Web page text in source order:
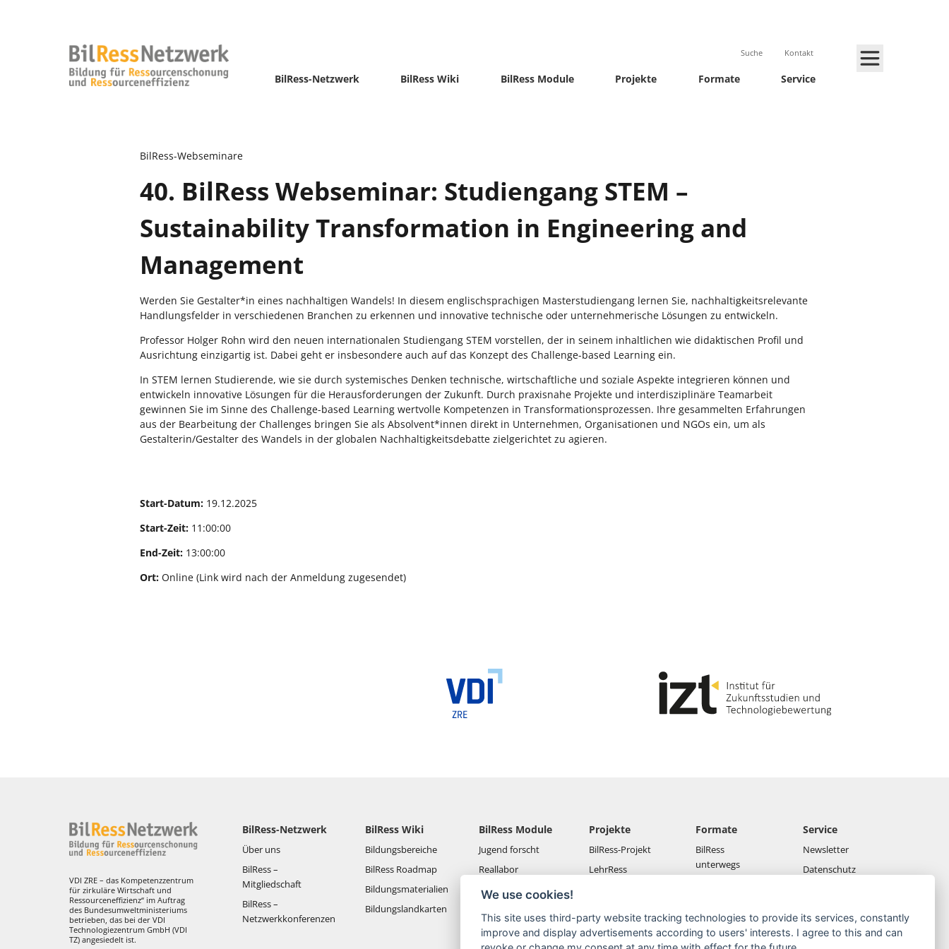
Suche Kontakt
BilRess-Netzwerk BilRess Wiki BilRess Module Projekte Formate Service
BilRess-Webseminare
40. BilRess Webseminar: Studiengang STEM –
Sustainability Transformation in Engineering and
Management
Werden Sie Gestalter*in eines nachhaltigen Wandels! In diesem englischsprachigen Masterstudiengang lernen Sie, nachhaltigkeitsrelevante
Handlungsfelder in verschiedenen Branchen zu erkennen und innovative technische oder unternehmerische Lösungen zu entwickeln.
Professor Holger Rohn wird den neuen internationalen Studiengang STEM vorstellen, der in seinem inhaltlichen wie didaktischen Profil und
Ausrichtung einzigartig ist. Dabei geht er insbesondere auch auf das Konzept des Challenge-based Learning ein.
In STEM lernen Studierende, wie sie durch systemisches Denken technische, wirtschaftliche und soziale Aspekte integrieren können und
entwickeln innovative Lösungen für die Herausforderungen der Zukunft. Durch praxisnahe Projekte und interdisziplinäre Teamarbeit
gewinnen Sie im Sinne des Challenge-based Learning wertvolle Kompetenzen in Transformationsprozessen. Ihre gesammelten Erfahrungen
aus der Bearbeitung der Challenges bringen Sie als Absolvent*innen direkt in Unternehmen, Organisationen und NGOs ein, um als
Gestalterin/Gestalter des Wandels in der globalen Nachhaltigkeitsdebatte zielgerichtet zu agieren.
Start-Datum:19.12.2025
Start-Zeit:11:00:00
End-Zeit:13:00:00
Ort:Online (Link wird nach der Anmeldung zugesendet)
We use cookies!
This site uses third-party website tracking technologies to provide its services, constantly
improve and display advertisements according to users' interests. I agree to this and can
VDI ZRE – das Kompetenzzentrum
für zirkuläre Wirtschaft und
Ressourceneffizienz“ im Auftrag
des Bundesumweltministeriums
betrieben, das bei der VDI
Technologiezentrum GmbH (VDI
TZ) angesiedelt ist.
BilRess-Netzwerk
Über uns
BilRess –
Mitgliedschaft
BilRess –
Netzwerkkonferenzen
BilRess Wiki
Bildungsbereiche
BilRess Roadmap
Bildungsmaterialien
Bildungslandkarten
BilRess Module
Jugend forscht
Reallabor
Lernspiele
Ressourcenbildung
Berufliche Bildung
Projekte
BilRess-Projekt
LehrRess
BilRess II
Formate
BilRess
unterwegs
BilRess-vor-Ort
Webseminare
Service
Newsletter
Datenschutz